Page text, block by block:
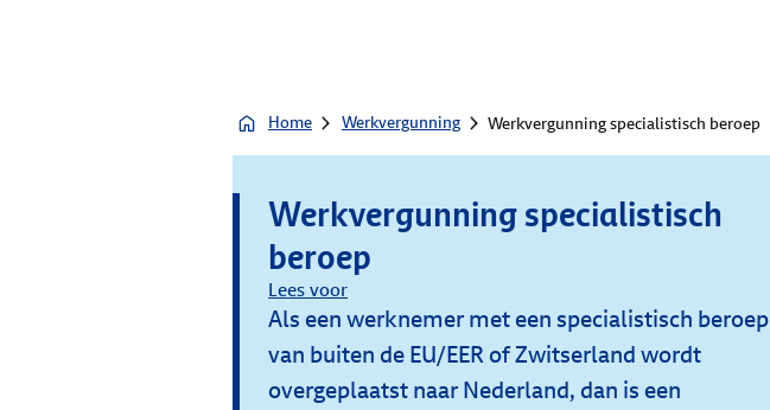
Home Werkvergunning Werkvergunning specialistisch beroep
Werkvergunning specialistisch
beroep
Lees voor
Als een werknemer met een specialistisch beroep
van buiten de EU/EER of Zwitserland wordt
overgeplaatst naar Nederland, dan is een